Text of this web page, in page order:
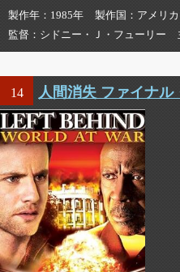
製作年 1985年 製作国 アメリカ
監督
シドニー・Ｊ・フューリー
14 人間消失 ファイナル